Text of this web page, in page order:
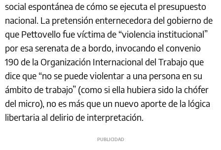
social espontánea de cómo se ejecuta el presupuesto
nacional. La pretensión enternecedora del gobierno de
que Pettovello fue víctima de “violencia institucional”
por esa serenata de a bordo, invocando el convenio
190 de la Organización Internacional del Trabajo que
dice que “no se puede violentar a una persona en su
ámbito de trabajo” (como si ella hubiera sido la chófer
del micro), no es más que un nuevo aporte de la lógica
libertaria al delirio de interpretación.